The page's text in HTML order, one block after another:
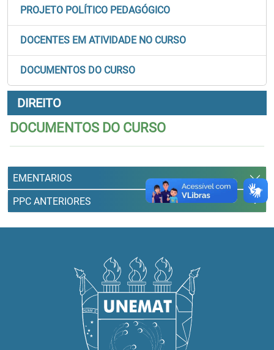
PROJETO POLÍTICO PEDAGÓGICO
DOCENTES EM ATIVIDADE NO CURSO
DOCUMENTOS DO CURSO
DIREITO
DOCUMENTOS DO CURSO
EMENTARIOS
PPC ANTERIORES